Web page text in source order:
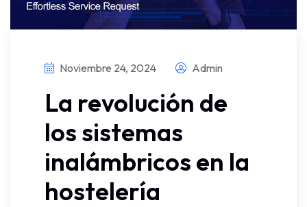
Noviembre 24, 2024 Admin
La revolución de
los sistemas
inalámbricos en la
hostelería